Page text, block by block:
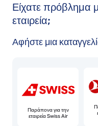
Είχατε πρόβλημα
εταιρεία;
Αφήστε μια
Παράπονα για την
εταιρεία Swiss Air